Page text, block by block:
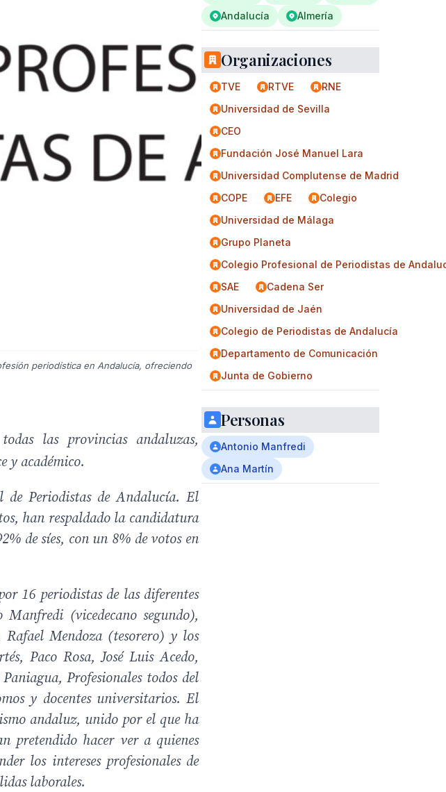
periodística en Andalucía, ofreciendo
las provincias andaluzas,
y académico.
de Periodistas de Andalucía. El
han respaldado la candidatura
de síes, con un 8% de votos en
16 periodistas de las diferentes
(vicedecano segundo),
Rafael Mendoza (tesorero) y los
Paco Rosa, José Luis Acedo,
Profesionales todos del
y docentes universitarios. El
andaluz, unido por el que ha
pretendido hacer ver a quienes
los intereses profesionales de
laborales.
Andalucía
Almería
Organizaciones
TVE RTVE
RNE
Universidad de Sevilla
CEO
Fundación José Manuel Lara
Universidad Complutense de Madrid
COPE
EFE
Colegio
Universidad de Málaga
Grupo Planeta
Colegio Profesional de Periodistas de
SAE
Cadena Ser
Universidad de Jaén
Colegio de Periodistas de Andalucía
Departamento de Comunicación
Junta de Gobierno
Personas
Antonio Manfredi
Ana Martín